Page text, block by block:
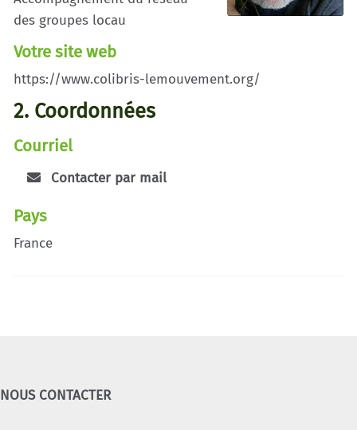
des groupes locau
Votre site web
https://www.colibris-lemouvement.org/
2. Coordonnées
Courriel
Contacter par mail
Pays
France
NOUS CONTACTER